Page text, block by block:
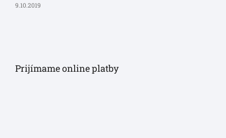
9.10.2019
Prijímame online platby